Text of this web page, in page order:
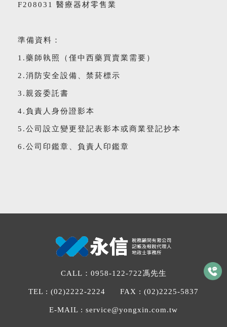
F208031 醫療器材零售業
準備資料：
1.藥師執照（僅中西藥買賣業需要）
2.消防安全設備、禁菸標示
3.親簽委託書
4.負責人身份證影本
5.公司設立變更登記表影本或商業登記抄本
6.公司印鑑章、負責人印鑑章
CALL： 0958-122-722馮先生
TEL : (02)2222-2224 FAX : (02)2225-5837
E-MAIL : service@yongxin.com.tw